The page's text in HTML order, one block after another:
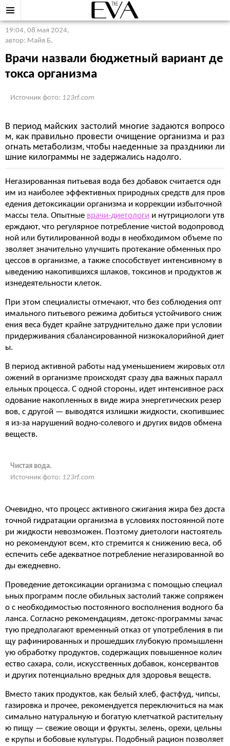
19:04, 08 мая 2024,
автор: Майя Б.
Врачи назвали бюджетный вариант де
токса организма
Источник фото: 123rf.com
В период майских застолий многие задаются вопросо
м, как правильно провести очищение организма и раз
огнать метаболизм, чтобы наеденные за праздники ли
шние килограммы не задержались надолго.
Негазированная питьевая вода без добавок считается одн
им из наиболее эффективных природных средств для пров
едения детоксикации организма и коррекции избыточной
массы тела. Опытные врачи-диетологи и нутрициологи утв
ерждают, что регулярное потребление чистой водопровод
ной или бутилированной воды в необходимом объеме по
зволяет значительно улучшить протекание обменных про
цессов в организме, а также способствует интенсивному в
ыведению накопившихся шлаков, токсинов и продуктов ж
изнедеятельности клеток.
При этом специалисты отмечают, что без соблюдения опт
имального питьевого режима добиться устойчивого сниж
ения веса будет крайне затруднительно даже при условии
придерживания сбалансированной низкокалорийной диет
ы.
В период активной работы над уменьшением жировых отл
ожений в организме происходят сразу два важных паралл
ельных процесса. С одной стороны, идет интенсивное расх
одование накопленных в виде жира энергетических резер
вов, с другой — выводятся излишки жидкости, скопившиес
я из-за нарушений водно-солевого и других видов обмена
веществ.
Чистая вода.
Источник фото: 123rf.com
Очевидно, что процесс активного сжигания жира без доста
точной гидратации организма в условиях постоянной поте
ри жидкости невозможен. Поэтому диетологи настоятель
но рекомендуют всем, кто стремится к снижению веса, об
еспечить себе адекватное потребление негазированной во
ды ежедневно.
Проведение детоксикации организма с помощью специал
ьных программ после обильных застолий также сопряжен
о с необходимостью постоянного восполнения водного ба
ланса. Согласно рекомендациям, детокс-программы зачас
тую предполагают временный отказ от употребления в пи
щу рафинированных и прошедших глубокую промышленн
ую обработку продуктов, содержащих повышенное колич
ество сахара, соли, искусственных добавок, консервантов
и других потенциально вредных для здоровья веществ.
Вместо таких продуктов, как белый хлеб, фастфуд, чипсы,
газировка и прочее, рекомендуется переключиться на мак
симально натуральную и богатую клетчаткой растительну
ю пищу — свежие овощи и фрукты, зелень, орехи, цельны
е крупы и бобовые культуры. Подобный рацион позволяет